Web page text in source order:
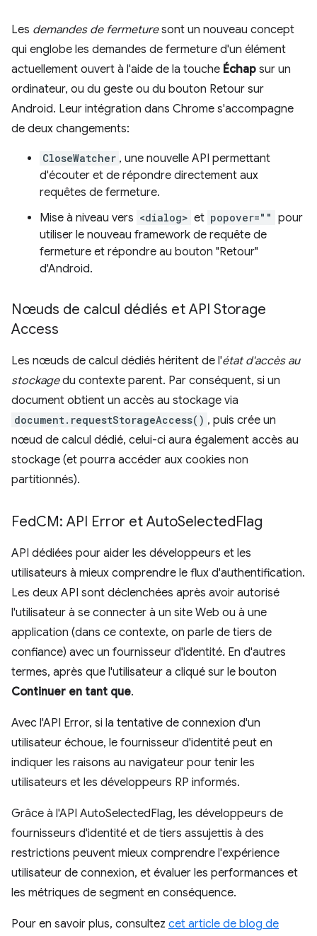
Les demandes de fermeturesont un nouveau concept
qui englobe les demandes de fermeture d'un élément
actuellement ouvert à l'aide de la touche Échap sur un
ordinateur, ou du geste ou du bouton Retour sur
Android. Leur intégration dans Chrome s'accompagne
de deux changements:
CloseWatcher , une nouvelle API permettant
d'écouter et de répondre directement aux
requêtes de fermeture.
Mise à niveau vers <dialog> et popover="" pour
utiliser le nouveau framework de requête de
fermeture et répondre au bouton "Retour"
d'Android.
Nœuds de calcul dédiés et API Storage
Access
Les nœuds de calcul dédiés héritent de l'état d'accès au
stockagedu contexte parent. Par conséquent, si un
document obtient un accès au stockage via
document.requestStorageAccess() , puis crée un
nœud de calcul dédié, celui-ci aura également accès au
stockage (et pourra accéder aux cookies non
partitionnés).
FedCM: API Error et AutoSelectedFlag
API dédiées pour aider les développeurs et les
utilisateurs à mieux comprendre le flux d'authentification.
Les deux API sont déclenchées après avoir autorisé
l'utilisateur à se connecter à un site Web ou à une
application (dans ce contexte, on parle de tiers de
confiance) avec un fournisseur d'identité. En d'autres
termes, après que l'utilisateur a cliqué sur le bouton
Continuer en tant que.
Avec l'API Error, si la tentative de connexion d'un
utilisateur échoue, le fournisseur d'identité peut en
indiquer les raisons au navigateur pour tenir les
utilisateurs et les développeurs RP informés.
Grâce à l'API AutoSelectedFlag, les développeurs de
fournisseurs d'identité et de tiers assujettis à des
restrictions peuvent mieux comprendre l'expérience
utilisateur de connexion, et évaluer les performances et
les métriques de segment en conséquence.
Pour en savoir plus, consultez cet article de blog de